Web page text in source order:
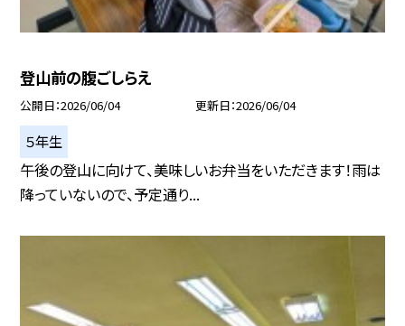
登山前の腹ごしらえ
公開日 2026/06/04 更新日 2026/06/04
５年生
午後の登山に向けて、美味しいお弁当をいただきます！雨は
降っていないので、予定通り...